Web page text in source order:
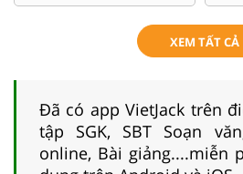
XEM TẤT CẢ
Đã có app VietJack trên
tập SGK, SBT Soạn
online, Bài giảng....miễn